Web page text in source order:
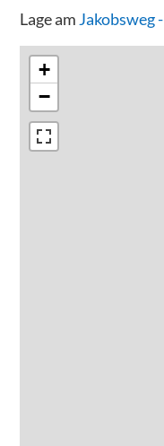
Lage am Jakobsweg
+
−